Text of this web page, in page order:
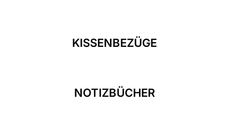
KISSENBEZÜGE
NOTIZBÜCHER